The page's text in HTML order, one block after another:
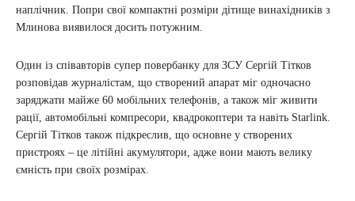
наплічник. Попри свої компактні розміри дітище винахідників з
Млинова виявилося досить потужним.
Один із співавторів супер повербанку для ЗСУ Сергій Тітков
розповідав журналістам, що створений апарат міг одночасно
заряджати майже 60 мобільних телефонів, а також міг живити
рації, автомобільні компресори, квадрокоптери та навіть Starlink.
Сергій Тітков також підкреслив, що основне у створених
пристроях – це літійні акумулятори, адже вони мають велику
ємність при своїх розмірах.